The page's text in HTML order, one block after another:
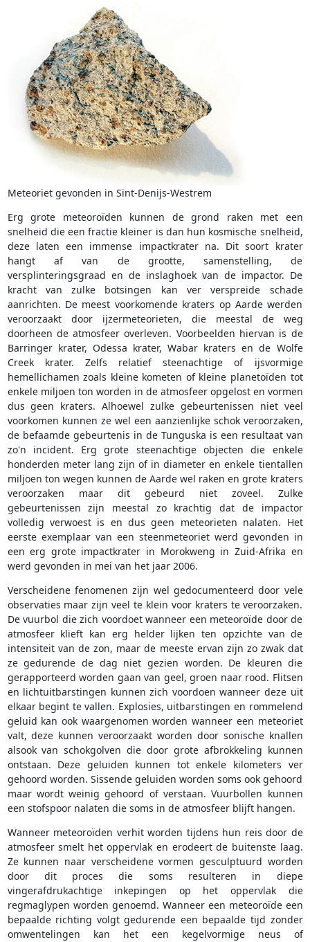
Meteoriet gevonden in Sint-Denijs-Westrem
Erg grote meteoroïden kunnen de grond raken met een
snelheid die een fractie kleiner is dan hun kosmische snelheid,
deze laten een immense impactkrater na. Dit soort krater
hangt af van de grootte, samenstelling, de
versplinteringsgraad en de inslaghoek van de impactor. De
kracht van zulke botsingen kan ver verspreide schade
aanrichten. De meest voorkomende kraters op Aarde werden
veroorzaakt door ijzermeteorieten, die meestal de weg
doorheen de atmosfeer overleven. Voorbeelden hiervan is de
Barringer krater, Odessa krater, Wabar kraters en de Wolfe
Creek krater. Zelfs relatief steenachtige of ijsvormige
hemellichamen zoals kleine kometen of kleine planetoïden tot
enkele miljoen ton worden in de atmosfeer opgelost en vormen
dus geen kraters. Alhoewel zulke gebeurtenissen niet veel
voorkomen kunnen ze wel een aanzienlijke schok veroorzaken,
de befaamde gebeurtenis in de Tunguska is een resultaat van
zo'n incident. Erg grote steenachtige objecten die enkele
honderden meter lang zijn of in diameter en enkele tientallen
miljoen ton wegen kunnen de Aarde wel raken en grote kraters
veroorzaken maar dit gebeurd niet zoveel. Zulke
gebeurtenissen zijn meestal zo krachtig dat de impactor
volledig verwoest is en dus geen meteorieten nalaten. Het
eerste exemplaar van een steenmeteoriet werd gevonden in
een erg grote impactkrater in Morokweng in Zuid-Afrika en
werd gevonden in mei van het jaar 2006.
Verscheidene fenomenen zijn wel gedocumenteerd door vele
observaties maar zijn veel te klein voor kraters te veroorzaken.
De vuurbol die zich voordoet wanneer een meteoroïde door de
atmosfeer klieft kan erg helder lijken ten opzichte van de
intensiteit van de zon, maar de meeste ervan zijn zo zwak dat
ze gedurende de dag niet gezien worden. De kleuren die
gerapporteerd worden gaan van geel, groen naar rood. Flitsen
en lichtuitbarstingen kunnen zich voordoen wanneer deze uit
elkaar begint te vallen. Explosies, uitbarstingen en rommelend
geluid kan ook waargenomen worden wanneer een meteoriet
valt, deze kunnen veroorzaakt worden door sonische knallen
alsook van schokgolven die door grote afbrokkeling kunnen
ontstaan. Deze geluiden kunnen tot enkele kilometers ver
gehoord worden. Sissende geluiden worden soms ook gehoord
maar wordt weinig gehoord of verstaan. Vuurbollen kunnen
een stofspoor nalaten die soms in de atmosfeer blijft hangen.
Wanneer meteoroïden verhit worden tijdens hun reis door de
atmosfeer smelt het oppervlak en erodeert de buitenste laag.
Ze kunnen naar verscheidene vormen gesculptuurd worden
door dit proces die soms resulteren in diepe
vingerafdrukachtige inkepingen op het oppervlak die
regmaglypen worden genoemd. Wanneer een meteoroïde een
bepaalde richting volgt gedurende een bepaalde tijd zonder
omwentelingen kan het een kegelvormige neus of